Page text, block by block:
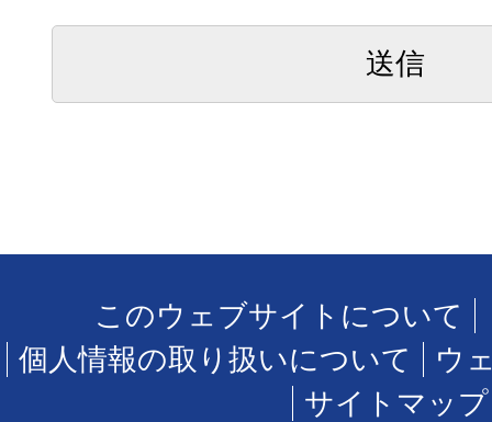
このウェブサイトについて
個人情報の取り扱いについて
ウ
サイトマップ